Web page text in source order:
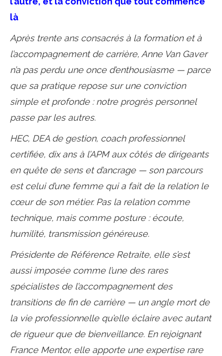
là
Après trente ans consacrés à la formation et à
l’accompagnement de carrière, Anne Van Gaver
n’a pas perdu une once d’enthousiasme — parce
que sa pratique repose sur une conviction
simple et profonde : notre progrès personnel
passe par les autres.
HEC, DEA de gestion, coach professionnel
certifiée, dix ans à l’APM aux côtés de dirigeants
en quête de sens et d’ancrage — son parcours
est celui d’une femme qui a fait de la relation le
cœur de son métier. Pas la relation comme
technique, mais comme posture : écoute,
humilité, transmission généreuse.
Présidente de Référence Retraite, elle s’est
aussi imposée comme l’une des rares
spécialistes de l’accompagnement des
transitions de fin de carrière — un angle mort de
la vie professionnelle qu’elle éclaire avec autant
de rigueur que de bienveillance. En rejoignant
France Mentor, elle apporte une expertise rare